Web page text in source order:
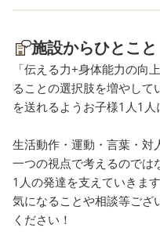
に「パチン！」と上手に
自分たちで力を合わせて
た出来立てのアメリカン
グは、おやつタイムにみ
で美味しくいただきま
しさと達成感： ボウル
たり声を掛け合ったりし
ら、みんなで一つのもの
成させる体験になりま
手先の巧緻性と安全な道
施設からひとこと
「伝える力+身体能力の向
ることの選択肢を増やし
を送れるようお子様1人1
生活動作・運動・言葉・対
一つの視点で考えるのでは
1人の発達を支えていきます
気になることや相談等ござ
ください！